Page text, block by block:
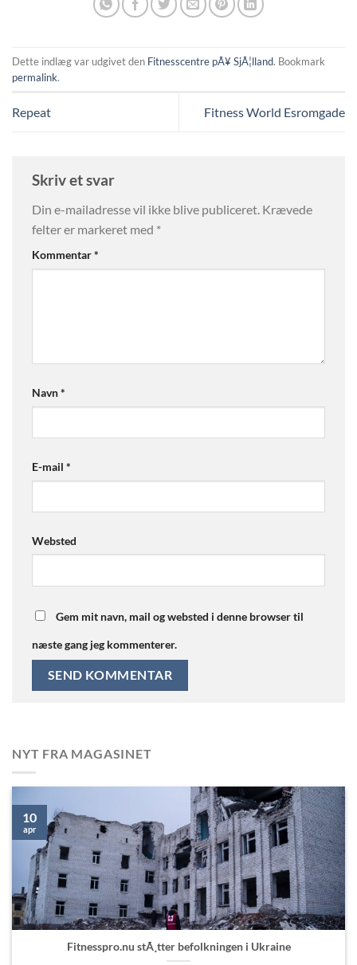
Dette indlæg var udgivet den Fitnesscentre pÃ¥ SjÃ¦lland. Bookmark
permalink.
Repeat Fitness World Esromgade
Skriv et svar
Din e-mailadresse vil ikke blive publiceret. Krævede
felter er markeret med *
Kommentar*
Navn*
E-mail *
Websted
Gem mit navn, mail og websted i denne browser til
næste gang jeg kommenterer.
NYT FRA MAGASINET
Fitnesspro.nu stÃ¸tter befolkningen i Ukraine
10
apr